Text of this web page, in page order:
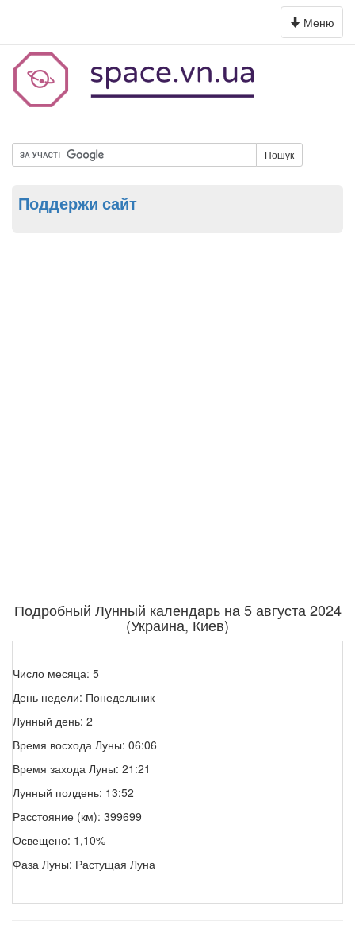
Toggle
navigation
Меню
Пошук
Поддержи сайт
Подробный Лунный календарь на 5 августа 2024
(Украина, Киев)
Число месяца: 5
День недели: Понедельник
Лунный день: 2
Время восхода Луны: 06:06
Время захода Луны: 21:21
Лунный полдень: 13:52
Расстояние (км): 399699
Освещено: 1,10%
Фаза Луны: Растущая Луна